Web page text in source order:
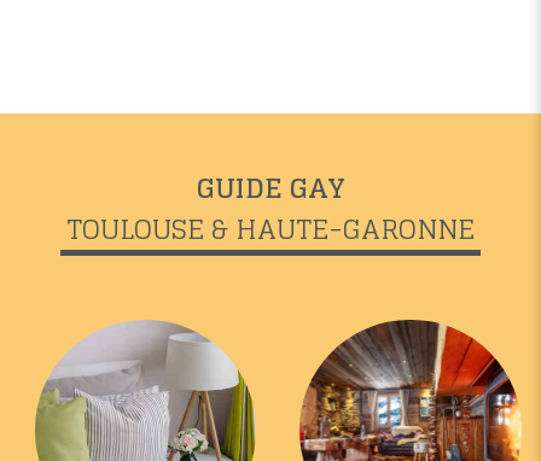
GUIDE GAY
TOULOUSE & HAUTE-GARONNE